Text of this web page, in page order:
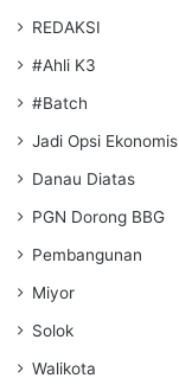
REDAKSI
#Ahli K3
#Batch
Jadi Opsi Ekonomis
Danau Diatas
PGN Dorong BBG
Pembangunan
Miyor
Solok
Walikota